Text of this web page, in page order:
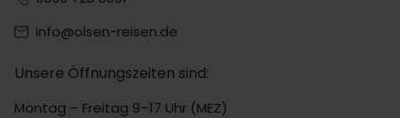
info@olsen-reisen.de
Unsere Öffnungszeiten sind:
Montag – Freitag 9–17 Uhr (MEZ)